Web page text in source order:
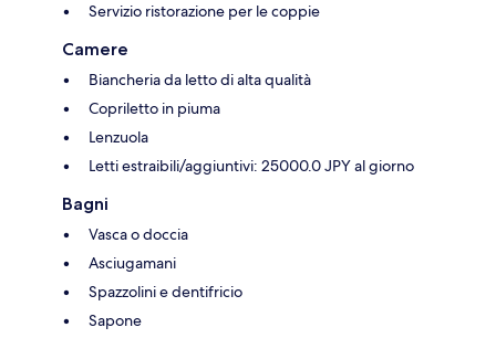
Servizio ristorazione per le coppie
Camere
Biancheria da letto di alta qualità
Copriletto in piuma
Lenzuola
Letti estraibili/aggiuntivi: 25000.0 JPY al giorno
Bagni
Vasca o doccia
Asciugamani
Spazzolini e dentifricio
Sapone